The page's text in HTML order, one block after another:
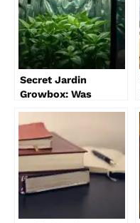
Secret Jardin
Growbox: Was
Kauf wissen sollten